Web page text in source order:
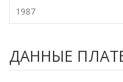
ДАННЫЕ